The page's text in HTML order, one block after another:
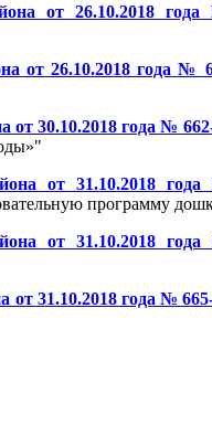
от 26.10.2018
от 26.10.2018 года №
от 30.10.2018 года №
от 31.10.2018
программу
от 31.10.2018
от 31.10.2018 года №